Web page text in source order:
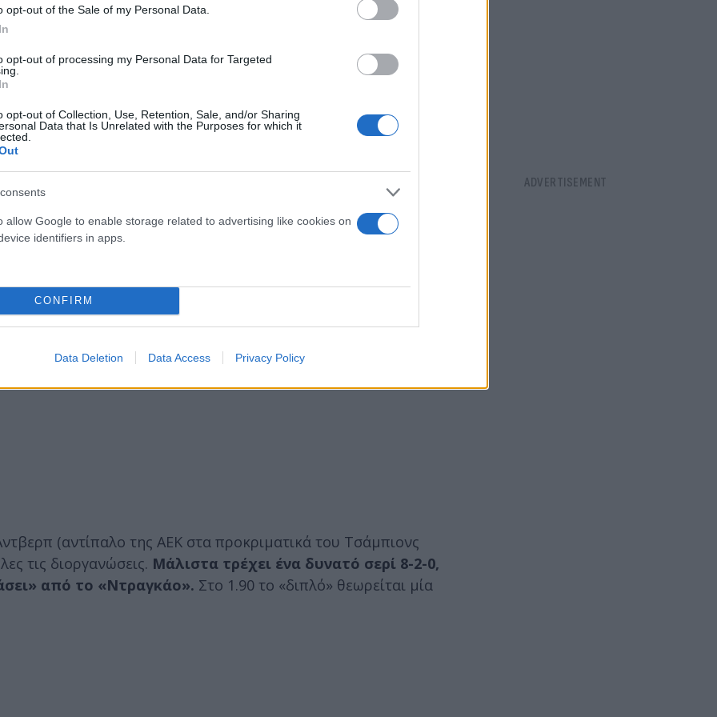
opt-out of the Sale of my Personal Data.
opt-out of processing my Personal Data for Targeted
opt-out of Collection, Use, Retention, Sale, and/or Sharing
Data that Is Unrelated with the Purposes for which it
allow Google to enable storage related to advertising like cookies on
identifiers in apps.
CONFIRM
Data Deletion Data Access Privacy Policy
θα παραταχθεί η Πόρτο
Κάρμο και Καρντόσο. Ο τελευταίος δέχτηκε την
Παρασκευής στην έδρα της Μπενφίκα, αφήνοντας την ομάδα
για περισσότερο από 70’ με παίκτη λιγότερο σε
απογοητευμένοι (ήττα με 1-0). Εκτός των άλλων, η ομάδα
εντός συνόρων
, με όλες τις νίκες της να έχουν έρθει στο
(αντίπαλο της ΑΕΚ στα προκριματικά του Τσάμπιονς
τις διοργανώσεις. Μάλιστα τρέχει ένα δυνατό σερί 8-2-0,
από το «Ντραγκάο». Στο 1.90 το «διπλό» θεωρείται μία